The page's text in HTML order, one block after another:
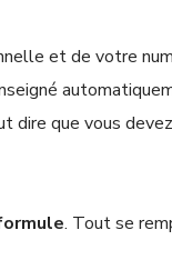
et de votre
dire que vous
. Tout se